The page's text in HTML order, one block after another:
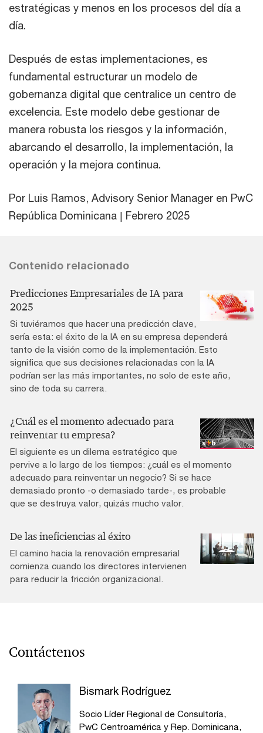
estratégicas y menos en los procesos del día a
día.
Después de estas implementaciones, es
fundamental estructurar un modelo de
gobernanza digital que centralice un centro de
excelencia. Este modelo debe gestionar de
manera robusta los riesgos y la información,
abarcando el desarrollo, la implementación, la
operación y la mejora continua.
Por Luis Ramos, Advisory Senior Manager en PwC
República Dominicana | Febrero 2025
Contenido relacionado
Predicciones Empresariales de IA para
2025
Si tuviéramos que hacer una predicción clave,
sería esta: el éxito de la IA en su empresa dependerá
tanto de la visión como de la implementación. Esto
significa que sus decisiones relacionadas con la IA
podrían ser las más importantes, no solo de este año,
sino de toda su carrera.
¿Cuál es el momento adecuado para
reinventar tu empresa?
El siguiente es un dilema estratégico que
pervive a lo largo de los tiempos: ¿cuál es el momento
adecuado para reinventar un negocio? Si se hace
demasiado pronto -o demasiado tarde-, es probable
que se destruya valor, quizás mucho valor.
De las ineficiencias al éxito
El camino hacia la renovación empresarial
comienza cuando los directores intervienen
para reducir la fricción organizacional.
Contáctenos
Bismark Rodríguez
Socio Líder Regional de Consultoría,
PwC Centroamérica y Rep. Dominicana,